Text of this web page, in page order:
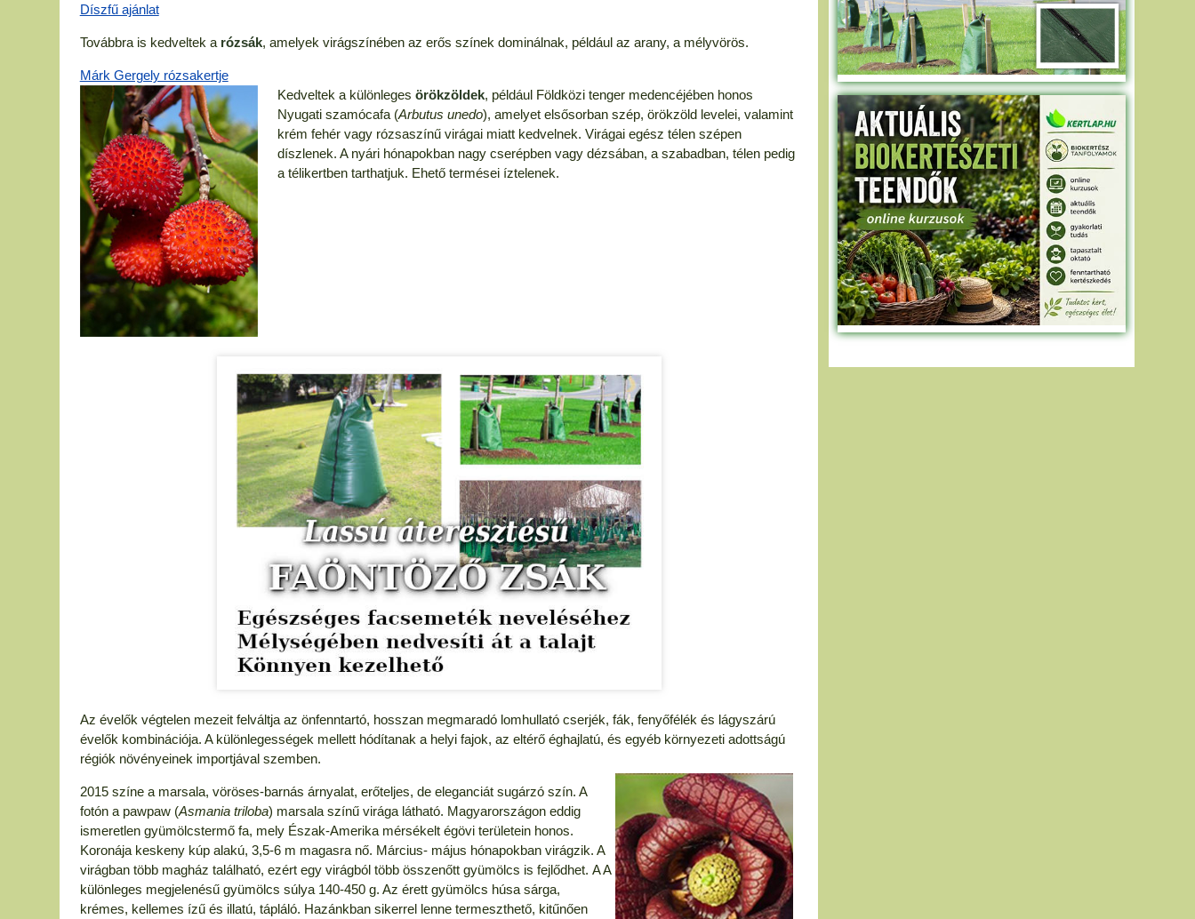
Díszfű ajánlat
Továbbra is kedveltek a rózsák, amelyek virágszínében az erős színek dominálnak, például az arany, a mélyvörös.
Márk Gergely rózsakertje
Kedveltek a különlegesörökzöldek, például Földközi tenger medencéjében honos
Nyugati szamócafa (Arbutus unedo), amelyet elsősorban szép, örökzöld levelei, valamint
krém fehér vagy rózsaszínű virágai miatt kedvelnek. Virágai egész télen szépen
díszlenek. A nyári hónapokban nagy cserépben vagy dézsában, a szabadban, télen pedig
a télikertben tarthatjuk. Ehető termései íztelenek.
Az évelők végtelen mezeit felváltja az önfenntartó, hosszan megmaradó lomhullató cserjék, fák, fenyőfélék és lágyszárú
évelők kombinációja. A különlegességek mellett hódítanak a helyi fajok, az eltérő éghajlatú, és egyéb környezeti adottságú
régiók növényeinek importjával szemben.
2015 színe a marsala, vöröses-barnás árnyalat, erőteljes, de eleganciát sugárzó szín. A
fotón a pawpaw (Asmania triloba) marsala színű virága látható. Magyarországon eddig
ismeretlen gyümölcstermő fa, mely Észak-Amerika mérsékelt égövi területein honos.
Koronája keskeny kúp alakú, 3,5-6 m magasra nő. Március- május hónapokban virágzik. A
virágban több magház található, ezért egy virágból több összenőtt gyümölcs is fejlődhet. A A
különleges megjelenésű gyümölcs súlya 140-450 g. Az érett gyümölcs húsa sárga,
krémes, kellemes ízű és illatú, tápláló. Hazánkban sikerrel lenne termeszthető, kitűnően